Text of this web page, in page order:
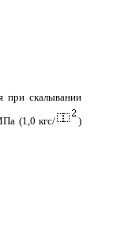
при скалывании
(1,0 кгс/
)